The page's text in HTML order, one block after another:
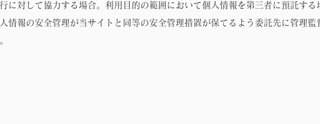
に対して協力する場合。利用目的の範囲において個人情報を第三者に預託する
情報の安全管理が当サイトと同等の安全管理措置が保てるよう委託先に管理監